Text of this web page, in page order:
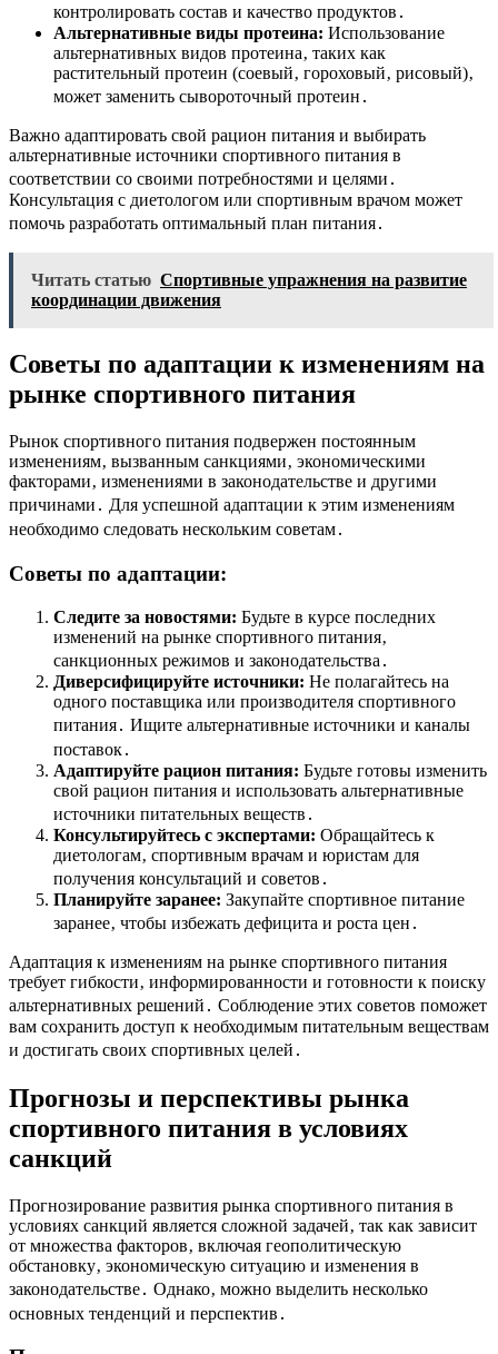
контролировать состав и качество продуктов․
Альтернативные виды протеина: Использование
альтернативных видов протеина‚ таких как
растительный протеин (соевый‚ гороховый‚ рисовый)‚
может заменить сывороточный протеин․
Важно адаптировать свой рацион питания и выбирать
альтернативные источники спортивного питания в
соответствии со своими потребностями и целями․
Консультация с диетологом или спортивным врачом может
помочь разработать оптимальный план питания․
Читать статью Спортивные упражнения на развитие
координации движения
Советы по адаптации к изменениям на
рынке спортивного питания
Рынок спортивного питания подвержен постоянным
изменениям‚ вызванным санкциями‚ экономическими
факторами‚ изменениями в законодательстве и другими
причинами․ Для успешной адаптации к этим изменениям
необходимо следовать нескольким советам․
Советы по адаптации:
Следите за новостями: Будьте в курсе последних
изменений на рынке спортивного питания‚
санкционных режимов и законодательства․
Диверсифицируйте источники: Не полагайтесь на
одного поставщика или производителя спортивного
питания․ Ищите альтернативные источники и каналы
поставок․
Адаптируйте рацион питания: Будьте готовы изменить
свой рацион питания и использовать альтернативные
источники питательных веществ․
Консультируйтесь с экспертами: Обращайтесь к
диетологам‚ спортивным врачам и юристам для
получения консультаций и советов․
Планируйте заранее: Закупайте спортивное питание
заранее‚ чтобы избежать дефицита и роста цен․
Адаптация к изменениям на рынке спортивного питания
требует гибкости‚ информированности и готовности к поиску
альтернативных решений․ Соблюдение этих советов поможет
вам сохранить доступ к необходимым питательным веществам
и достигать своих спортивных целей․
Прогнозы и перспективы рынка
спортивного питания в условиях
санкций
Прогнозирование развития рынка спортивного питания в
условиях санкций является сложной задачей‚ так как зависит
от множества факторов‚ включая геополитическую
обстановку‚ экономическую ситуацию и изменения в
законодательстве․ Однако‚ можно выделить несколько
основных тенденций и перспектив․